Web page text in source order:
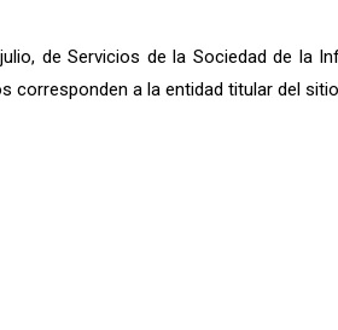
de Servicios de la Sociedad de la
corresponden a la entidad titular del